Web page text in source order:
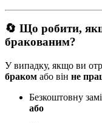
🔄 Що робити,
бракованим?
У випадку, якщо ви
браком або він не
Безкоштовну
або